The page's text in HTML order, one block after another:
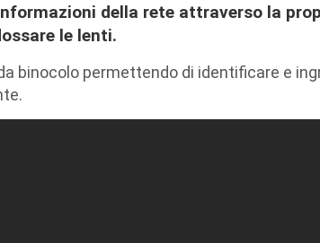
della rete attraverso la
le lenti.
binocolo permettendo di identificare e